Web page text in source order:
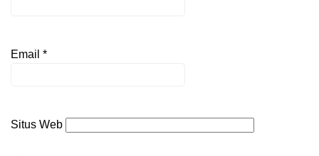
Email *
Situs Web